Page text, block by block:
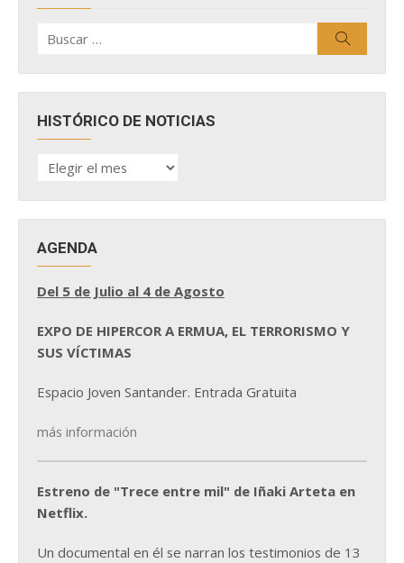
por:
HISTÓRICO DE NOTICIAS
HISTÓRICO
DE
AGENDA
Del 5 de Julio al 4 de Agosto
EXPO DE HIPERCOR A ERMUA, EL TERRORISMO Y
SUS VÍCTIMAS
Espacio Joven Santander. Entrada Gratuita
más información
Estreno de "Trece entre mil" de Iñaki Arteta en
Netflix.
Un documental en él se narran los testimonios de 13